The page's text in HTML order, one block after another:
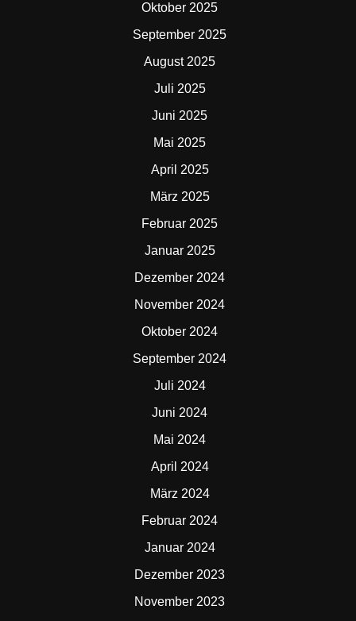
Oktober 2025
September 2025
August 2025
Juli 2025
Juni 2025
Mai 2025
April 2025
März 2025
Februar 2025
Januar 2025
Dezember 2024
November 2024
Oktober 2024
September 2024
Juli 2024
Juni 2024
Mai 2024
April 2024
März 2024
Februar 2024
Januar 2024
Dezember 2023
November 2023